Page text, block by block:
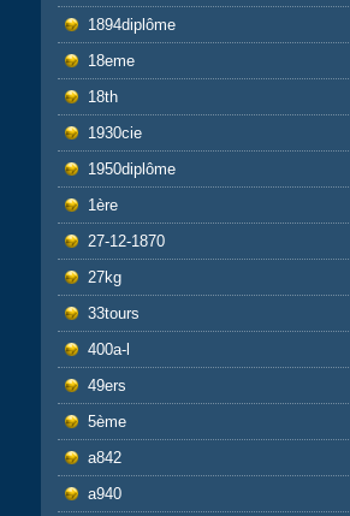
1894diplôme
18eme
18th
1930cie
1950diplôme
1ère
27-12-1870
27kg
33tours
400a-l
49ers
5ème
a842
a940